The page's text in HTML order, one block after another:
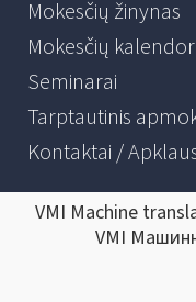
Mokesčių žinynas
Mokesčių
Seminarai
Tarptautinis
Kontaktai /
VMI Machine
VMI